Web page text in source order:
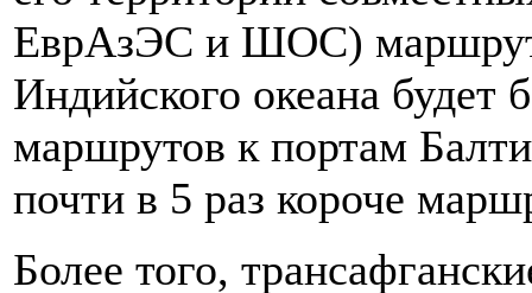
ЕврАзЭС и ШОС) маршрут
Индийского океана будет
маршрутов к портам
почти в 5 раз короче
Более того,